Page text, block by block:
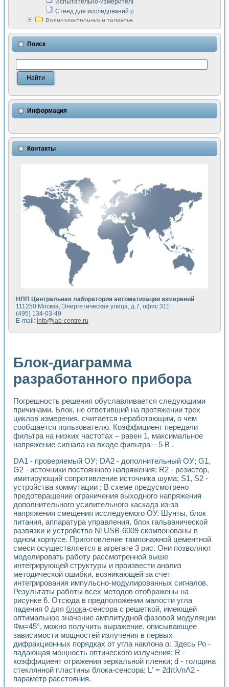
Испытательно-измерительный комплекс аппаратуры для
Стенд для исследований рабочих процессов ДВС в
Радиоэлектроника и телекоммуникации
LabVIEW в расчетах радиолиний систем передачи данных
Аппаратно-программный комплекс для исследования
Виртуальный лабораторный стенд для исследования
Измерение шумовых параметров операционных
Измерительный преобразователь на основе цифровой
Использование NI LabVIEW для математического
Исследовние возможности создания измерителя ВАХ
Математическое моделирование генератора сигналов -
Применение осциллографического модуля с высоким
Симуляция отклика импульсного радиолокационного
Автоматизация формирования уравнений состояния для
Разработка автоматизированного стенда для измерения
Применение среды LabVIEW для построения картины
Портативная система для определения показателей
Использование LabVIEW для управления источником
Устройство для снятия вольт-амперных характеристик
Передовые научные технологии: нано-, фемто-,
Автоматизированная установка по измерению временных
Автоматизированный лабораторный комплекс на базе
Визуализация моделирования и оптимизации тепловой
Виртуальный прибор для исследования функциональных
Исследование возможности создания экономичного
Исследование кинетики движения макрочастиц в
Метод прогнозирования свойств дисперсных продуктов
Недорогая система управления сверхпроводящим
Применение технологий NI в курсе экспериментальной
Расчет переноса аэрозоля и выпадения осадка в
Применение NI VISION для геометрического анализа в
Система температурной стабилизации
Управление движением с помощью программно -
Система управления асинхронным тиристорным
Лазерный профилометр
Применение средств NATIONAL INSTRUMENTS для
Разработка автоматизированного стенда для
Автоматизированный стенд рентгеновской диагностики
Высокочувствительные оптоэлектронные
Установка для измерения диэлектрических свойств
Исследование кинетики зарождения и развития
Лабораторный электрический импедансный томограф на
Микрозондовая система для характеризации
Метод траекторий в исследовании
Промышленная автоматизация
Автоматизация технологических процессов получения
Использование систем технического зрения для контроля
Исследование электромагнитных переходных процессов
Применение LabVIEW при разработке обучающих
Разработка виртуальных тренажеров путем
Система блокировок, сигнализации и защиты ускорителя
Система сбора данных и управления процессом
Управление температурой газовой среды специальной
Разработка программного обеспечения с
Использование технологий NATIONAL INSTRUMENTS
Оборудование для промышленной термотрансферной
Автоматизация реометрических исследований на базе
Применение измерителя иммитанса для исследова¬ния
Исследование электромагнитных переходных процессов
Стенд для исследования электрических переходных
Автоматизация контроля сварных швов на базе
Измерительный контроль с применением
Моделирование надежности и эффективности систем
Поиск
Информация
Контакты
НПП Центральная лаборатория автоматизации измерений
111250 Москва, Энергетическая улица, д.7, офис 311
(495) 134-03-49
E-mail: info@lab-centre.ru
Блок-диаграмма
разработанного прибора
Погрешность решения обуславливается следующими
причинами. Блок, не ответивший на протяжении трех
циклов измерения, считается неработающим, о чем
сообщается пользователю. Коэффициент передачи
фильтра на низких частотах – равен 1, максимальное
напряжение сигнала на входе фильтра – 5 В .
DA1 - проверяемый ОУ; DA2 - дополнительный ОУ; G1,
G2 - источники постоянного напряжения; R2 - резистор,
имитирующий сопротивление источника шума; S1, S2 -
устройства коммутации ; В схеме предусмотрено
предотвращение ограничения выходного напряжения
дополнительного усилительного каскада из-за
напряжения смещения исследуемого ОУ. Шунты, блок
питания, аппаратура управления, блок гальванической
развязки и устройство Nl USB-6009 скомпонованы в
одном корпусе. Приготовление тампонажной цементной
смеси осуществляется в агрегате 3 рис. Они позволяют
моделировать работу рассмотренной выше
интегрирующей структуры и произвести анализ
методической ошибки, возникающей за счет
интегрирования импульсно-модулированных сигналов.
Результаты работы всех методов отображены на
рисунке 6. Отсюда в предположении малости угла
падения 0 для блока-сенсора с решеткой, имеющей
оптимальное значение амплитудной фазовой модуляции
Фм=45°, можно получить выражение, описывающее
зависимости мощностей излучения в первых
дифракционных порядках от угла наклона α: Здесь Ро -
падающая мощность оптического излучения; R -
коэффициент отражения зеркальной пленки; d - толщина
стеклянной пластины блока-сенсора; L' = 2dπλ/nΛ2 -
параметр расстояния.